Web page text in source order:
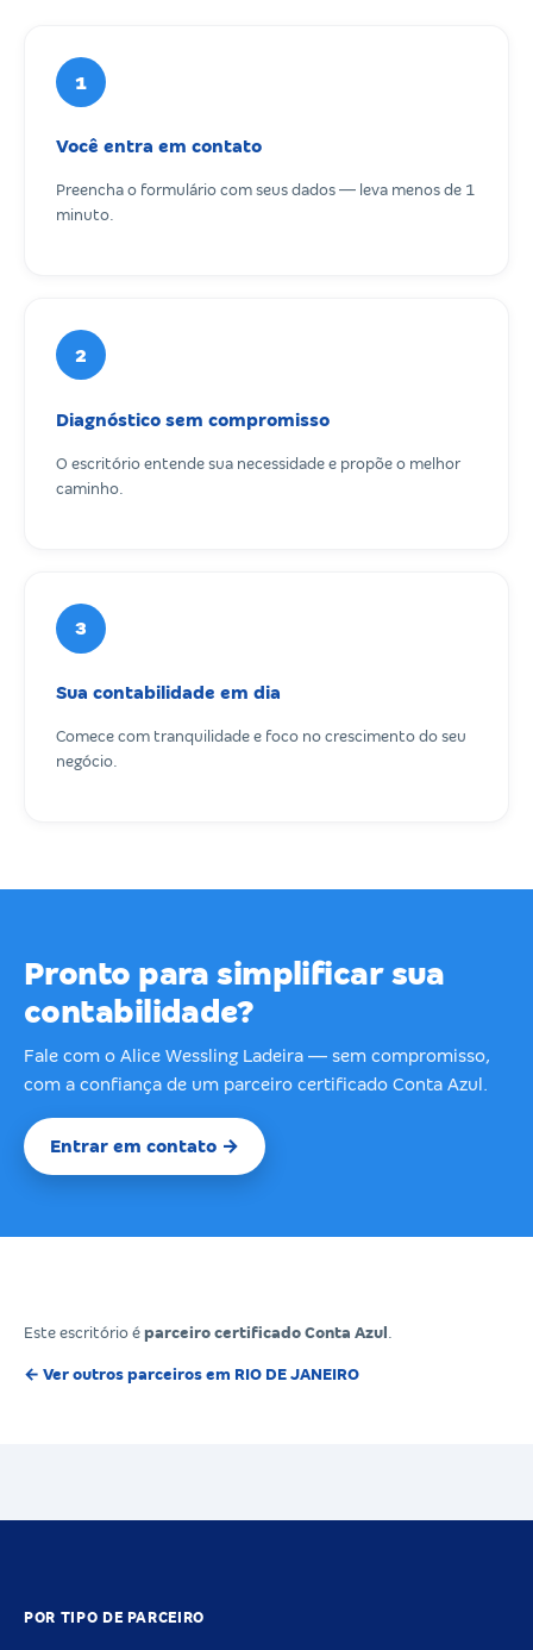
1
Você entra em contato
Preencha o formulário com seus dados — leva menos de 1
minuto.
2
Diagnóstico sem compromisso
O escritório entende sua necessidade e propõe o melhor
caminho.
3
Sua contabilidade em dia
Comece com tranquilidade e foco no crescimento do seu
negócio.
Pronto para simplificar sua
contabilidade?
Fale com o Alice Wessling Ladeira — sem compromisso,
com a confiança de um parceiro certificado Conta Azul.
Entrar em contato →
Este escritório é parceiro certificado Conta Azul
← Ver outros parceiros em RIO DE JANEIRO
POR TIPO DE PARCEIRO